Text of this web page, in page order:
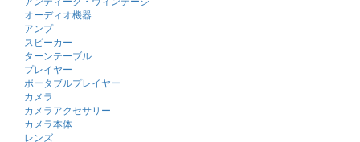
オーディオ機器
アンプ
スピーカー
ターンテーブル
プレイヤー
ポータブルプレイヤー
カメラ
カメラアクセサリー
カメラ本体
レンズ